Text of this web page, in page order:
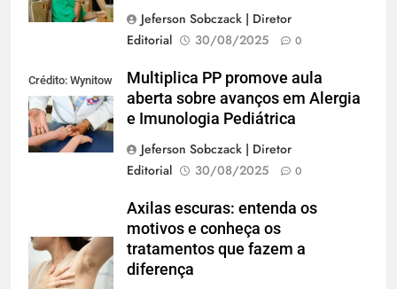
Jeferson Sobczack | Diretor
Editorial
30/08/2025 0
Crédito: Wynitow
Butenas
Multiplica PP promove aula
aberta sobre avanços em Alergia
e Imunologia Pediátrica
Jeferson Sobczack | Diretor
Editorial
30/08/2025 0
Axilas escuras: entenda os
motivos e conheça os
tratamentos que fazem a
diferença